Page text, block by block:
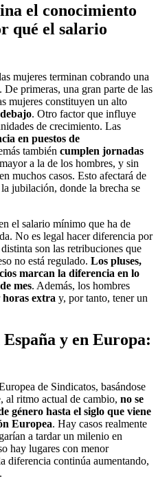
el conocimiento
qué el salario
mujeres terminan cobrando una
primeras, una gran parte de las
mujeres constituyen un alto
. Otro factor que influye
de crecimiento. Las
en puestos de
también cumplen jornadas
a la de los hombres, y sin
muchos casos. Esto afectará de
jubilación, donde la brecha se
el salario mínimo que ha de
No es legal hacer diferencia por
son las retribuciones que
no está regulado. Los pluses,
marcan la diferencia en lo
mes. Además, los hombres
horas extra y, por tanto, tener un
y en Europa:
de Sindicatos, basándose
al ritmo actual de cambio, no se
género hasta el siglo que viene
Europea. Hay casos realmente
a tardar un milenio en
hay lugares con menor
diferencia continúa aumentando,